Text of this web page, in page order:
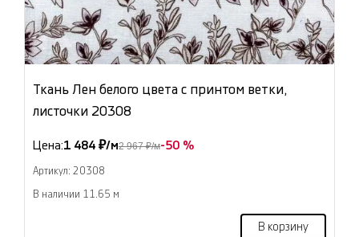
Ткань Лен белого цвета с принтом ветки,
листочки 20308
Цена:1 484 ₽/м2 967 ₽/м-50 %
Артикул: 20308
В наличии 11.65 м
В корзину